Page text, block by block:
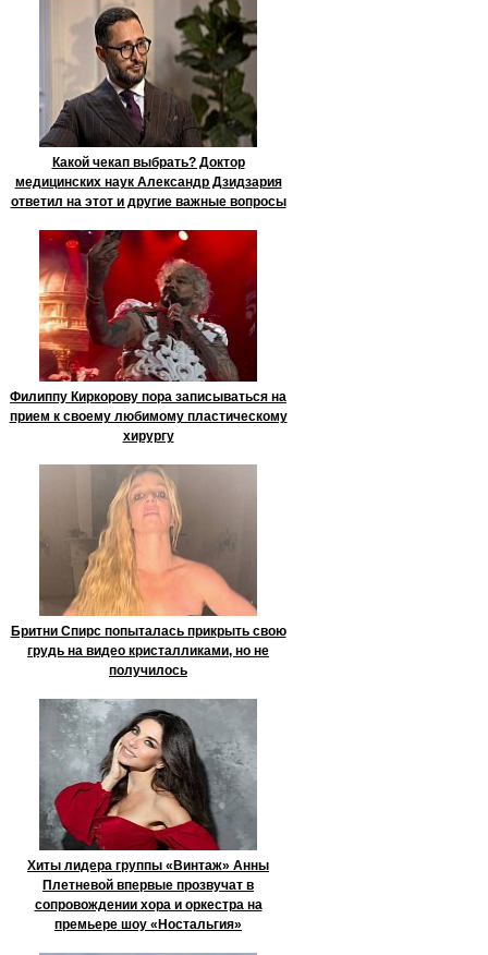
Какой чекап выбрать? Доктор
медицинских наук Александр Дзидзария
ответил на этот и другие важные вопросы
Филиппу Киркорову пора записываться на
прием к своему любимому пластическому
хирургу
Бритни Спирс попыталась прикрыть свою
грудь на видео кристалликами, но не
получилось
Хиты лидера группы «Винтаж» Анны
Плетневой впервые прозвучат в
сопровождении хора и оркестра на
премьере шоу «Ностальгия»